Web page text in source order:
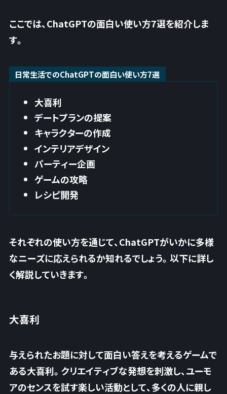
ここでは、ChatGPTの面白い使い方7選を紹介しま
す。
日常生活でのChatGPTの面白い使い方7選
大喜利
デートプランの提案
キャラクターの作成
インテリアデザイン
パーティー企画
ゲームの攻略
レシピ開発
それぞれの使い方を通じて、ChatGPTがいかに多様
なニーズに応えられるか知れるでしょう。以下に詳し
く解説していきます。
大喜利
与えられたお題に対して面白い答えを考えるゲームで
ある大喜利。クリエイティブな発想を刺激し、ユーモ
アのセンスを試す楽しい活動として、多くの人に親し